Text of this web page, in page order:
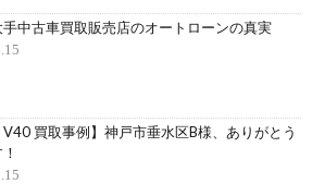
手中古車買取販売店のオートローンの真実
買取事例】神戸市垂水区B様、ありがとう